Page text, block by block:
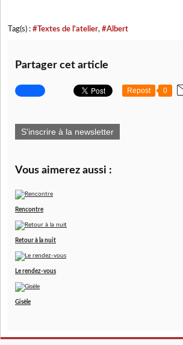
Tag(s) : #Textes de l'atelier, #Albert
Partager cet article
Repost 0
S'inscrire à la newsletter
Vous aimerez aussi :
Rencontre
Retour à la nuit
Le rendez-vous
Gisèle